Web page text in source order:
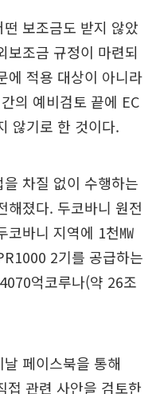
보조금도 받지 않았
보조금 규정이 마련되
에 적용 대상이 아니라
의 예비검토 끝에 EC
않기로 한 것이다.
차질 없이 수행하는
해졌다. 두코바니 원전
코바니 지역에 1천㎿
2기를 공급하는
억코루나(약 26조
페이스북을 통해
접 관련 사안을 검토한